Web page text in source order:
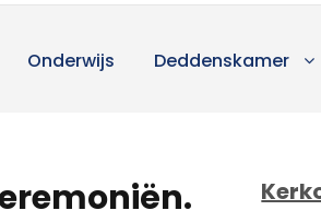
Onderwijs Deddenskamer